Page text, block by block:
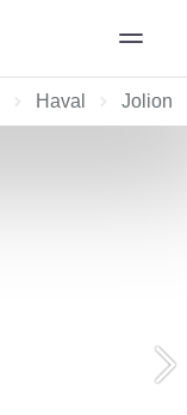
Haval Jolion